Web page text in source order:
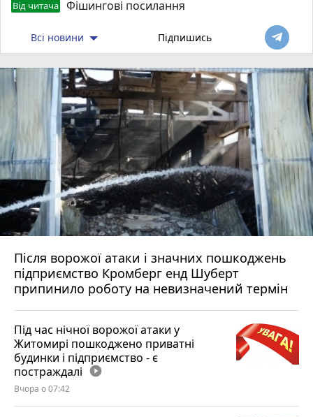
Від читача Фішингові посилання
Всі новини Підпишись
Після ворожої атаки і значних пошкоджень
підприємство Кромберг енд Шуберт
припинило роботу на невизначений термін
Під час нічної ворожої атаки у
Житомирі пошкоджено приватні
будинки і підприємство - є
постраждалі play_circle_filled
Вчора о 07:42